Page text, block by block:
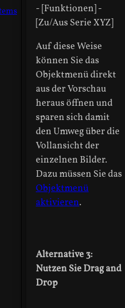
- [Funktionen] -
[Zu/Aus Serie XYZ]
Auf diese Weise
können Sie das
Objektmenü direkt
aus der Vorschau
heraus öffnen und
sparen sich damit
den Umweg über die
Vollansicht der
einzelnen Bilder.
Dazu müssen Sie das
Objektmenü
aktivieren.
Alternative 3:
Nutzen Sie Drag and
Drop